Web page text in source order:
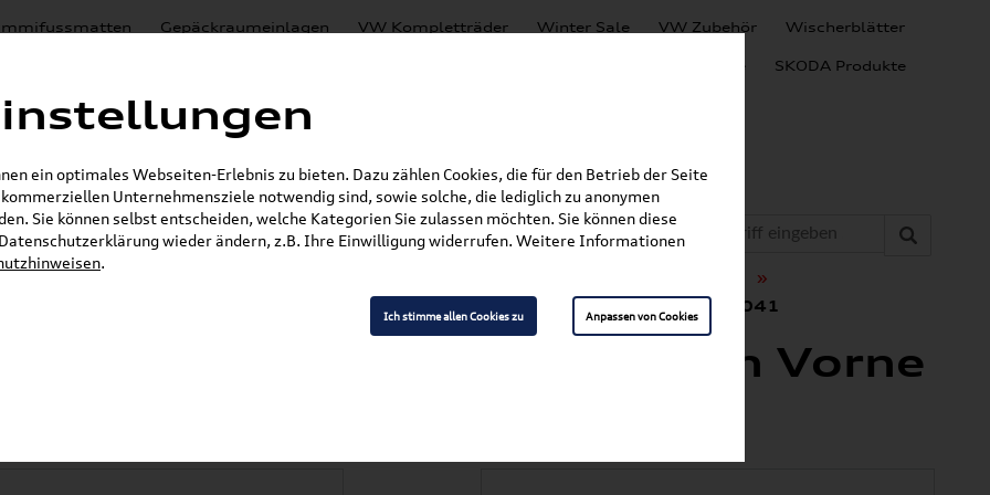
Gepäckraumeinlagen VW Kompletträder Winter Sale VW Zubehör Wischerblätter
SEAT Produkte SKODA Produkte
Lackierungen
E-Mail
»
Original Audi A6/S6/RS6 (4K) Gummifußmatten Vorne 4K1061501 041
RS6 (4K) Gummifußmatten Vorne
ein optimales Webseiten-Erlebnis zu bieten. Dazu zählen Cookies, die für den Betrieb der Seite
Unternehmensziele notwendig sind, sowie solche, die lediglich zu anonymen
Sie können selbst entscheiden, welche Kategorien Sie zulassen möchten. Sie können diese
wieder ändern, z.B. Ihre Einwilligung widerrufen. Weitere Informationen
.
Ich stimme allen Cookies zu Anpassen von Cookies